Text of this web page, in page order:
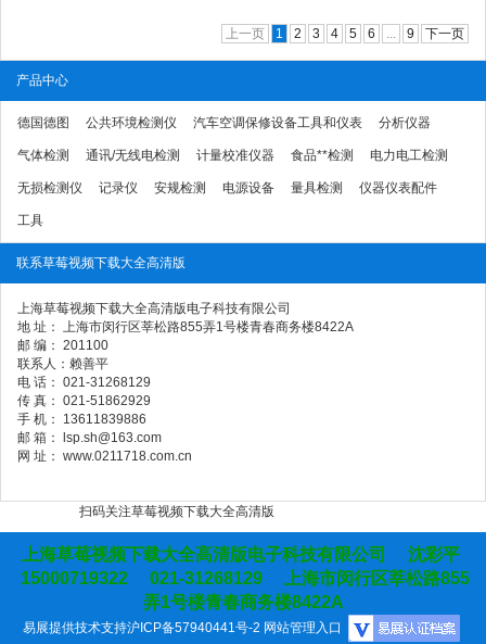
上一页 1 2 3 4 5 6 ... 9 下一页
产品中心
德国德图 公共环境检测仪 汽车空调保修设备工具和仪表 分析仪器
气体检测 通讯/无线电检测 计量校准仪器 食品**检测 电力电工检测
无损检测仪 记录仪 安规检测 电源设备 量具检测 仪器仪表配件
工具
联系草莓视频下载大全高清版
上海草莓视频下载大全高清版电子科技有限公司
地 址： 上海市闵行区莘松路855弄1号楼青春商务楼8422A
邮 编： 201100
联系人：赖善平
电 话： 021-31268129
传 真： 021-51862929
手 机： 13611839886
邮 箱： lsp.sh@163.com
网 址： www.0211718.com.cn
扫码关注草莓视频下载大全高清版
上海草莓视频下载大全高清版电子科技有限公司 沈彩平
15000719322 021-31268129 上海市闵行区莘松路855
弄1号楼青春商务楼8422A
易展提供技术支持沪ICP备57940441号-2 网站管理入口